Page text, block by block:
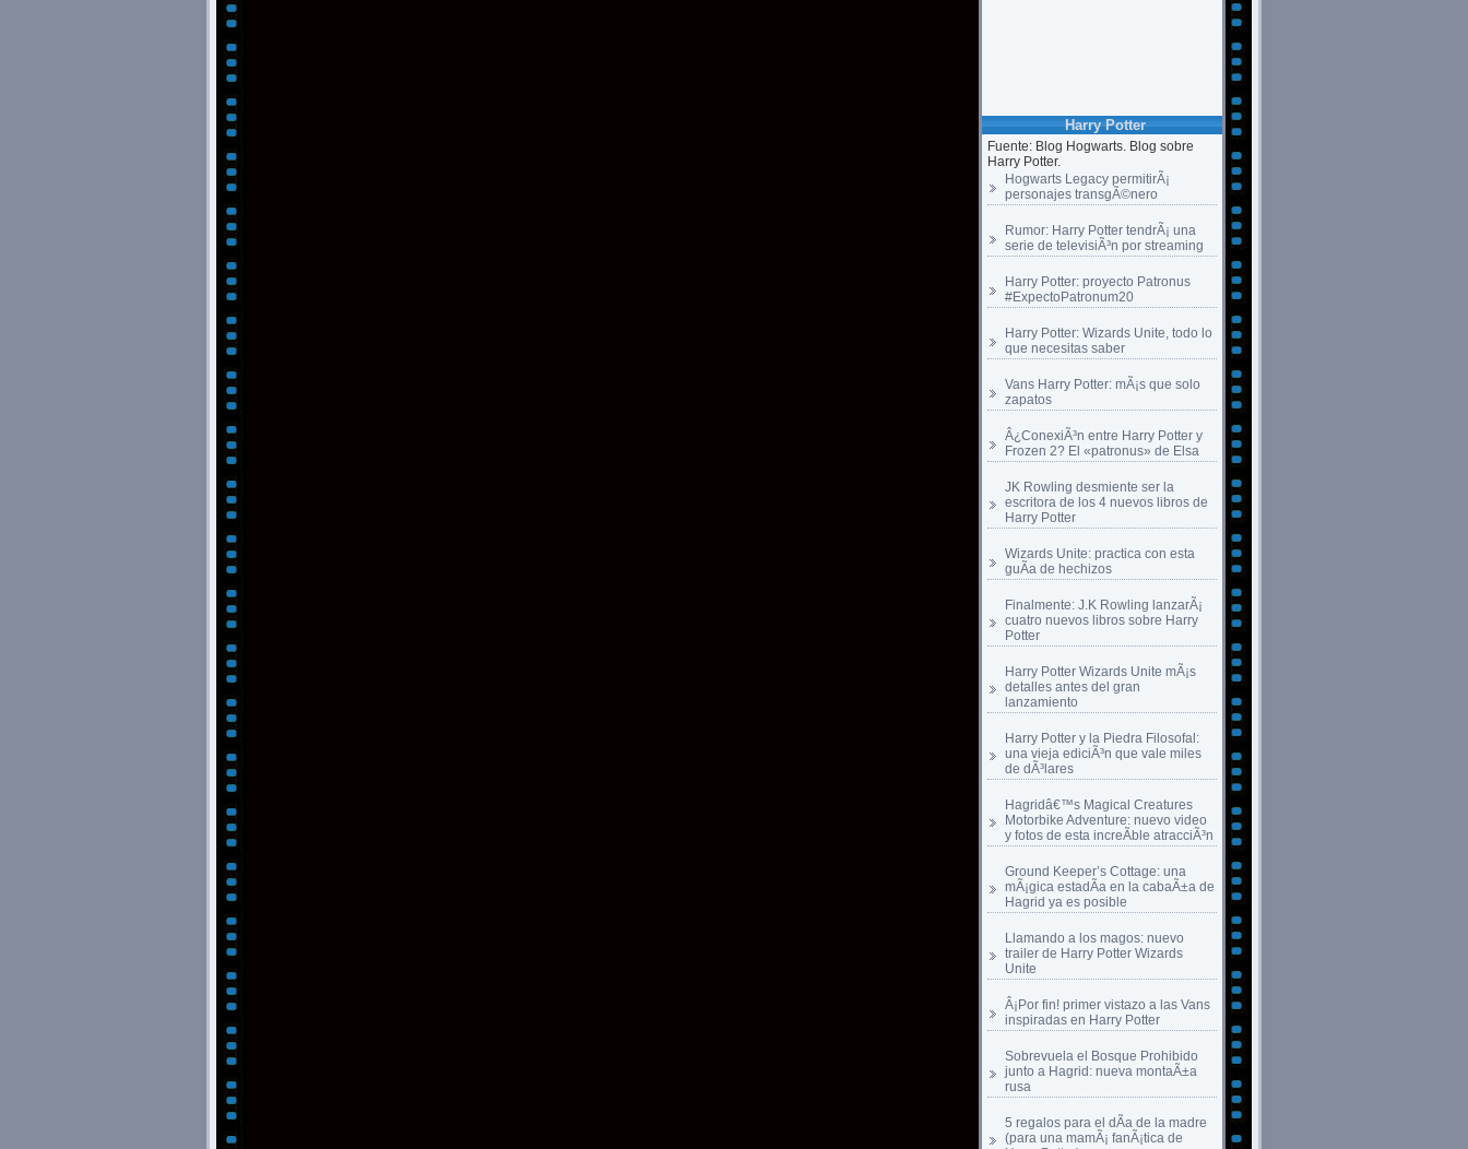
Harry Potter
Fuente: Blog Hogwarts. Blog sobre
Harry Potter.
Hogwarts Legacy permitirÃ¡
personajes transgÃ©nero
Rumor: Harry Potter tendrÃ¡ una
serie de televisiÃ³n por streaming
Harry Potter: proyecto Patronus
#ExpectoPatronum20
Harry Potter: Wizards Unite, todo lo
que necesitas saber
Vans Harry Potter: mÃ¡s que solo
zapatos
Â¿ConexiÃ³n entre Harry Potter y
Frozen 2? El «patronus» de Elsa
JK Rowling desmiente ser la
escritora de los 4 nuevos libros de
Harry Potter
Wizards Unite: practica con esta
guÃ­a de hechizos
Finalmente: J.K Rowling lanzarÃ¡
cuatro nuevos libros sobre Harry
Potter
Harry Potter Wizards Unite mÃ¡s
detalles antes del gran
lanzamiento
Harry Potter y la Piedra Filosofal:
una vieja ediciÃ³n que vale miles
de dÃ³lares
Hagridâ€™s Magical Creatures
Motorbike Adventure: nuevo video
y fotos de esta increÃ­ble atracciÃ³n
Ground Keeper’s Cottage: una
mÃ¡gica estadÃ­a en la cabaÃ±a de
Hagrid ya es posible
Llamando a los magos: nuevo
trailer de Harry Potter Wizards
Unite
Â¡Por fin! primer vistazo a las Vans
inspiradas en Harry Potter
Sobrevuela el Bosque Prohibido
junto a Hagrid: nueva montaÃ±a
rusa
5 regalos para el dÃ­a de la madre
(para una mamÃ¡ fanÃ¡tica de